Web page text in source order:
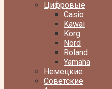
Цифровые
Casio
Kawai
Korg
Nord
Roland
Yamaha
Немецкие
Советские